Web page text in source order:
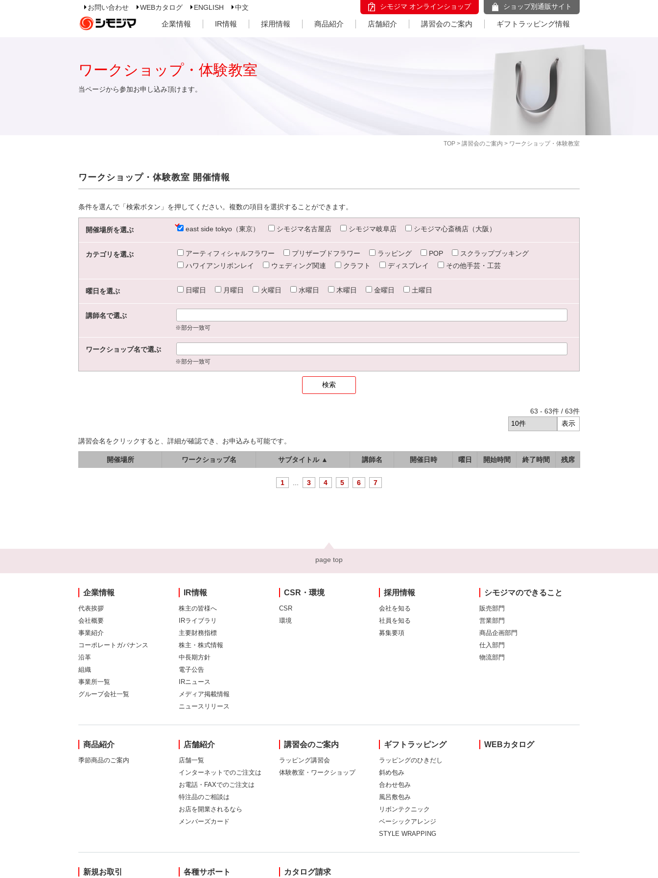
お問い合わせ WEBカタログ ENGLISH 中文 シモジマ オンラインショップ ショップ別通販サイト
企業情報 IR情報 採用情報 商品紹介 店舗紹介 講習会のご案内 ギフトラッピング情報
TOP > 講習会のご案内 > ワークショップ・体験教室
ワークショップ・体験教室
当ページから参加お申し込み頂けます。
ワークショップ・体験教室 開催情報
条件を選んで「検索ボタン」を押してください。複数の項目を選択することができます。
開催場所を選ぶ east side tokyo（東京） シモジマ名古屋店 シモジマ岐阜店 シモジマ心斎橋店（大阪）
カテゴリを選ぶ アーティフィシャルフラワー プリザーブドフラワー ラッピング POP
スクラップブッキング
ハワイアンリボンレイ
ウェディング関連 クラフト ディスプレイ その他手芸・工芸
曜日を選ぶ 日曜日 月曜日 火曜日 水曜日 木曜日 金曜日 土曜日
講師名で選ぶ
※部分一致可
ワークショップ名で選ぶ
※部分一致可
63 - 63件 / 63件
講習会名をクリックすると、詳細が確認でき、お申込みも可能です。
開催場所 ワークショップ名 サブタイトル ▲ 講師名 開催日時 曜日 開始時間 終了時間 残席
1 3 4 5 6 7
page top
企業情報
代表挨拶
会社概要
事業紹介
コーポレートガバナンス
沿革
組織
事業所一覧
グループ会社一覧
IR情報
株主の皆様へ
IRライブラリ
主要財務指標
株主・株式情報
中長期方針
電子公告
IRニュース
メディア掲載情報
ニュースリリース
CSR・環境
CSR
環境
採用情報
会社を知る
社員を知る
募集要項
シモジマのできること
販売部門
営業部門
商品企画部門
仕入部門
物流部門
商品紹介
季節商品のご案内
店舗紹介
店舗一覧
インターネットでのご注文は
お電話・FAXでのご注文は
特注品のご相談は
お店を開業されるなら
メンバーズカード
講習会のご案内
ラッピング講習会
体験教室・ワークショップ
ギフトラッピング
ラッピングのひきだし
斜め包み
合わせ包み
風呂敷包み
リボンテクニック
ベーシックアレンジ
STYLE WRAPPING
WEBカタログ
新規お取引 各種サポート カタログ請求